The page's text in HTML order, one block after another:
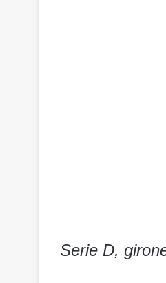
Serie D,